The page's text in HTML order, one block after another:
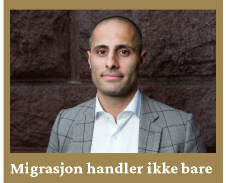
Migrasjon handler ikke bare